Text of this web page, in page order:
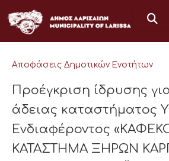
στο
περιεχόμενο
Αποφάσεις Δημοτικών Ενοτήτων
Προέγκριση ίδρυσης
άδειας καταστήματος
Ενδιαφέροντος
ΚΑΤΑΣΤΗΜΑ ΞΗΡΩΝ